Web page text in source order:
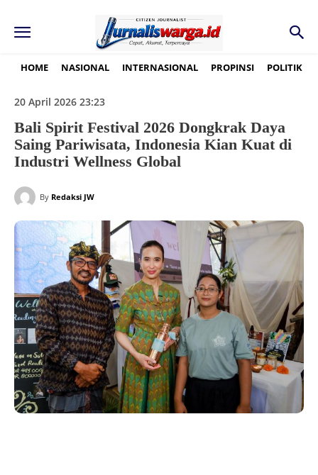
HOME NASIONAL INTERNASIONAL PROPINSI POLITIK
20 April 2026 23:23
Bali Spirit Festival 2026 Dongkrak Daya
Saing Pariwisata, Indonesia Kian Kuat di
Industri Wellness Global
By Redaksi JW